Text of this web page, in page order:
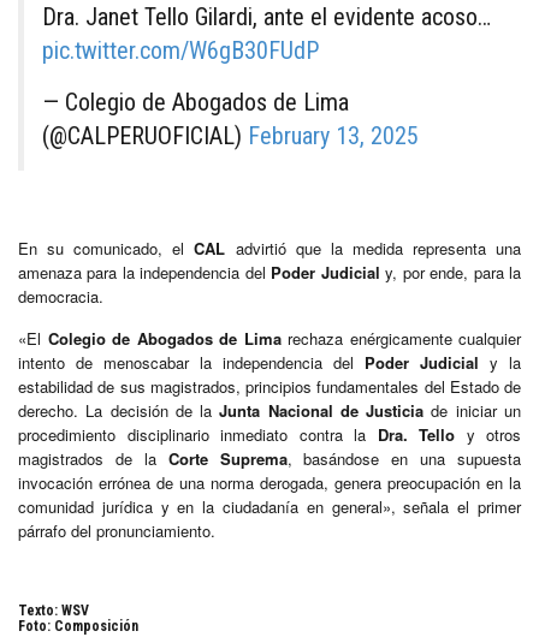
Dra. Janet Tello Gilardi, ante el evidente acoso…
pic.twitter.com/W6gB30FUdP
— Colegio de Abogados de Lima
(@CALPERUOFICIAL) February 13, 2025
En su comunicado, elCAL advirtió que la medida representa una
amenaza para la independencia del Poder Judicial y, por ende, para la
democracia.
«El Colegio de Abogados de Limarechaza enérgicamente cualquier
intento de menoscabar la independencia del Poder Judicial y la
estabilidad de sus magistrados, principios fundamentales del Estado de
derecho. La decisión de laJunta Nacional de Justicia de iniciar un
procedimiento disciplinario inmediato contra la Dra. Tello y otros
magistrados de la Corte Suprema, basándose en una supuesta
invocación errónea de una norma derogada, genera preocupación en la
comunidad jurídica y en la ciudadanía en general», señala el primer
párrafo del pronunciamiento.
Texto: WSV
Foto: Composición